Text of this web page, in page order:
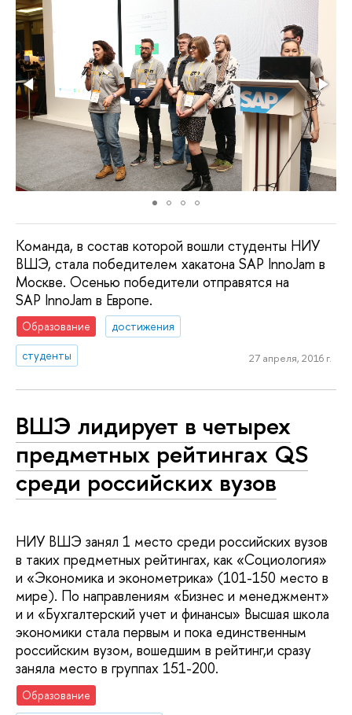
Команда, в состав которой вошли студенты НИУ
ВШЭ, стала победителем хакатона SAP InnoJam в
Москве. Осенью победители отправятся на
SAP InnoJam в Европе.
Образование
достижения
студенты
27 апреля, 2016 г.
ВШЭ лидирует в четырех
предметных рейтингах QS
среди российских вузов
НИУ ВШЭ занял 1 место среди российских вузов
в таких предметных рейтингах, как «Социология»
и «Экономика и эконометрика» (101-150 место в
мире). По направлениям «Бизнес и менеджмент»
и и «Бухгалтерский учет и финансы» Высшая школа
экономики стала первым и пока единственным
российским вузом, вошедшим в рейтинг,и сразу
заняла место в группах 151-200.
Образование